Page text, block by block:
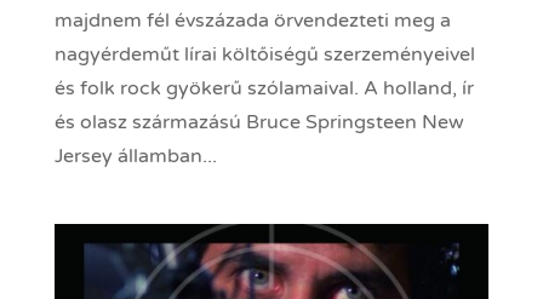
majdnem fél évszázada örvendezteti meg a
nagyérdeműt lírai költőiségű szerzeményeivel
és folk rock gyökerű szólamaival. A holland, ír
és olasz származású Bruce Springsteen New
Jersey államban...